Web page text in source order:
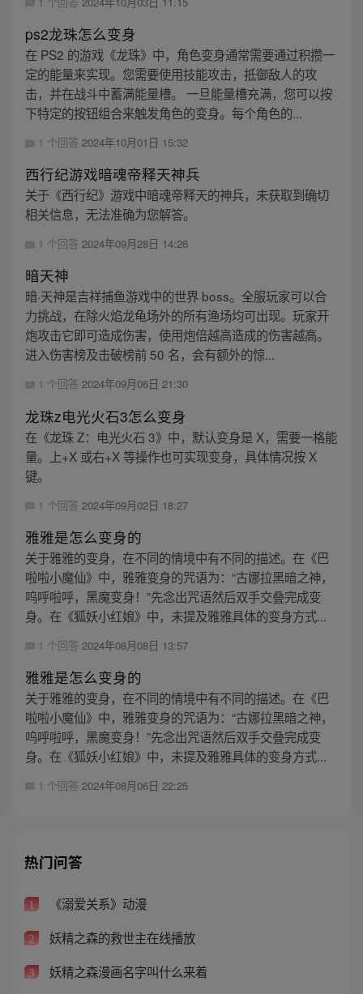
ps2龙珠怎么变身
在 PS2 的游戏《龙珠》中，角色变身通常需要通过积攒一
定的能量来实现。您需要使用技能攻击，抵御敌人的攻
击，并在战斗中蓄满能量槽。 一旦能量槽充满，您可以按
下特定的按钮组合来触发角色的变身。每个角色的...
1 个回答 2024年10月01日 15:32
西行纪游戏暗魂帝释天神兵
关于《西行纪》游戏中暗魂帝释天的神兵，未获取到确切
相关信息，无法准确为您解答。
1 个回答 2024年09月28日 14:26
暗天神
暗·天神是吉祥捕鱼游戏中的世界 boss。全服玩家可以合
力挑战，在除火焰龙龟场外的所有渔场均可出现。玩家开
炮攻击它即可造成伤害，使用炮倍越高造成的伤害越高。
进入伤害榜及击破榜前 50 名，会有额外的惊...
1 个回答 2024年09月06日 21:30
龙珠z电光火石3怎么变身
在《龙珠 Z：电光火石 3》中，默认变身是 X，需要一格能
量。上+X 或右+X 等操作也可实现变身，具体情况按 X
键。
1 个回答 2024年09月02日 18:27
雅雅是怎么变身的
关于雅雅的变身，在不同的情境中有不同的描述。在《巴
啦啦小魔仙》中，雅雅变身的咒语为：“古娜拉黑暗之神，
呜呼啦呼，黑魔变身！”先念出咒语然后双手交叠完成变
身。在《狐妖小红娘》中，未提及雅雅具体的变身方式...
1 个回答 2024年08月08日 13:57
雅雅是怎么变身的
关于雅雅的变身，在不同的情境中有不同的描述。在《巴
啦啦小魔仙》中，雅雅变身的咒语为：“古娜拉黑暗之神，
呜呼啦呼，黑魔变身！”先念出咒语然后双手交叠完成变
身。在《狐妖小红娘》中，未提及雅雅具体的变身方式...
1 个回答 2024年08月06日 22:25
热门问答
1 《溺爱关系》动漫
2 妖精之森的救世主在线播放
3 妖精之森漫画名字叫什么来着